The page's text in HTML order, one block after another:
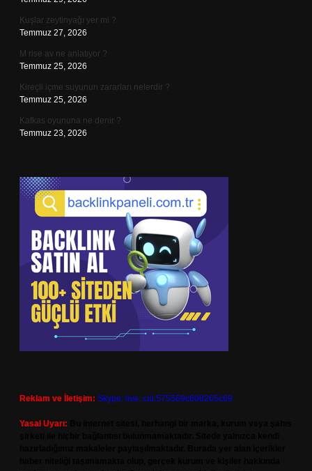
Kuşlar zeytinyağı yer mi ?
Temmuz 27, 2026
M rise av ne anlatıyor ?
Temmuz 25, 2026
Kireçli içme suyunun zararları nelerdir ?
Temmuz 25, 2026
Kafkas oyununa ne denir ?
Temmuz 23, 2026
Reklam ve İletişim: Skype: live:.cid.575569c608265c69
Yasal Uyarı: